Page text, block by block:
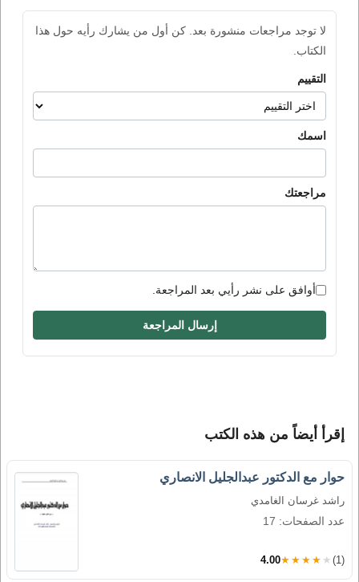
لا توجد مراجعات منشورة بعد. كن أول من يشارك رأيه حول هذا
الكتاب.
التقييم
اسمك
مراجعتك
أوافق على نشر رأيي بعد المراجعة.
إرسال المراجعة
إقرأ أيضاً من هذه الكتب
حوار مع الدكتور عبدالجليل الانصاري
راشد غرسان الغامدي
عدد الصفحات: 17
4.00★★★★★ (1)